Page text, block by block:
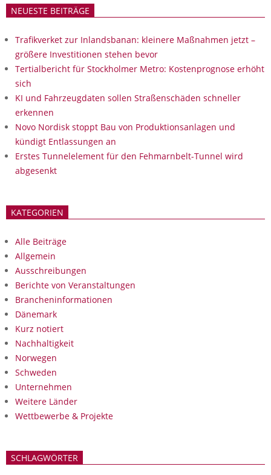
NEUESTE BEITRÄGE
Trafikverket zur Inlandsbanan: kleinere Maßnahmen jetzt –
größere Investitionen stehen bevor
Tertialbericht für Stockholmer Metro: Kostenprognose erhöht
sich
KI und Fahrzeugdaten sollen Straßenschäden schneller
erkennen
Novo Nordisk stoppt Bau von Produktionsanlagen und
kündigt Entlassungen an
Erstes Tunnelelement für den Fehmarnbelt-Tunnel wird
abgesenkt
KATEGORIEN
Alle Beiträge
Allgemein
Ausschreibungen
Berichte von Veranstaltungen
Brancheninformationen
Dänemark
Kurz notiert
Nachhaltigkeit
Norwegen
Schweden
Unternehmen
Weitere Länder
Wettbewerbe & Projekte
SCHLAGWÖRTER